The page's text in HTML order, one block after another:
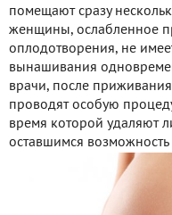
помещают сразу
женщины, ослабленное
оплодотворения, не
вынашивания
врачи, после
проводят особую
время которой удаляют
оставшимся